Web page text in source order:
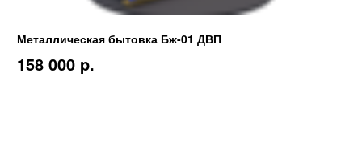
Металлическая бытовка Бж-01 ДВП
158 000 p.